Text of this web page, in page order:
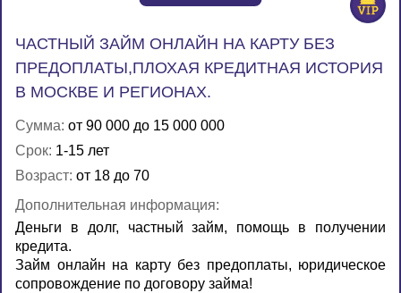
ЧАСТНЫЙ ЗАЙМ ОНЛАЙН НА КАРТУ БЕЗ
ПРЕДОПЛАТЫ,ПЛОХАЯ КРЕДИТНАЯ ИСТОРИЯ
В МОСКВЕ И РЕГИОНАХ.
Сумма: от 90 000 до 15 000 000
Срок: 1-15 лет
Возраст: от 18 до 70
Дополнительная информация:
Деньги в долг, частный займ, помощь в получении
кредита.
Займ онлайн на карту без предоплаты, юридическое
сопровождение по договору займа!